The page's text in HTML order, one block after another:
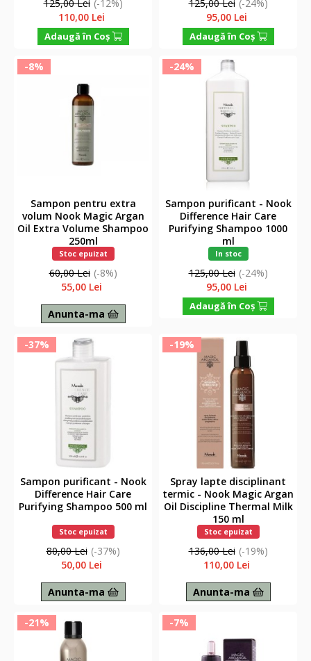
125,00 Lei (-12%)
110,00 Lei
Adaugă în Coş
125,00 Lei (-24%)
95,00 Lei
Adaugă în Coş
-8%
Sampon pentru extra
volum Nook Magic Argan
Oil Extra Volume Shampoo
250ml
Stoc epuizat
60,00 Lei (-8%)
55,00 Lei
Anunta-ma
-24%
Sampon purificant - Nook
Difference Hair Care
Purifying Shampoo 1000
ml
In stoc
125,00 Lei (-24%)
95,00 Lei
Adaugă în Coş
-37%
Sampon purificant - Nook
Difference Hair Care
Purifying Shampoo 500 ml
Stoc epuizat
80,00 Lei (-37%)
50,00 Lei
Anunta-ma
-19%
Spray lapte disciplinant
termic - Nook Magic Argan
Oil Discipline Thermal Milk
150 ml
Stoc epuizat
136,00 Lei (-19%)
110,00 Lei
Anunta-ma
-21% -7%